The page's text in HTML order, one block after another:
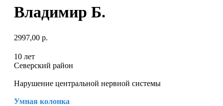
Владимир Б.
2997,00 р.
10 лет
Северский район
Нарушение центральной нервной системы
Умная колонка